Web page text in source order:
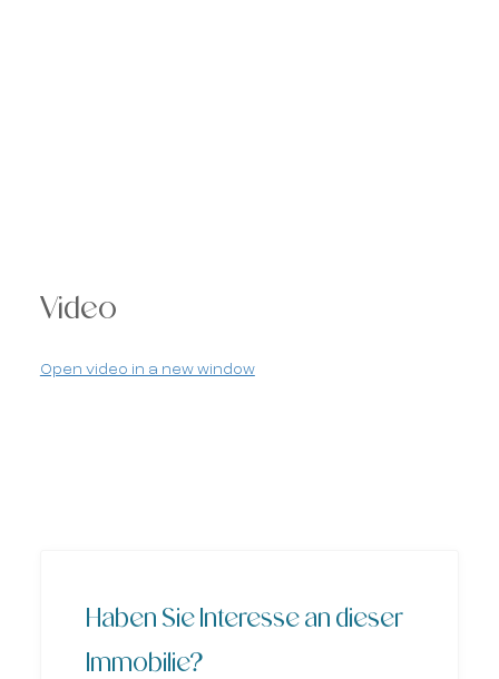
Video
Open video in a new window
Haben Sie Interesse an dieser
Immobilie?